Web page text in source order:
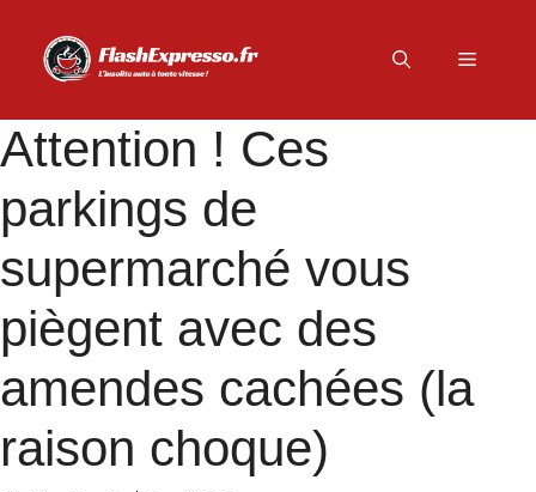
contenu
Menu
Attention ! Ces
parkings de
supermarché vous
piègent avec des
amendes cachées (la
raison choque)